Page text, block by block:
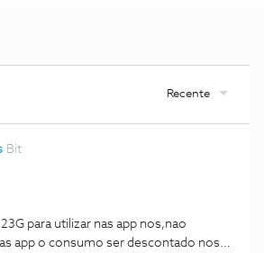
Recente
Bit
para utilizar nas app nos,nao
app o consumo ser descontado nos